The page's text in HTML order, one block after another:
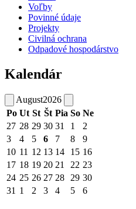
Voľby
Povinné údaje
Projekty
Civilná ochrana
Odpadové hospodárstvo
Kalendár
August2026
Po Ut St Št Pia So Ne
27 28 29 30 31 1
2
3
4 5 6 7 8
9
10 11 12 13 14 15 16
17 18 19 20 21 22 23
24 25 26 27 28 29 30
31 1 2 3 4 5 6